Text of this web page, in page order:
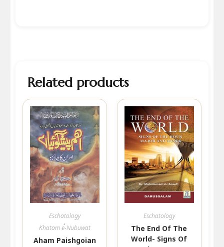
Related products
Eschatology
,
Khatam e-Nubuwat
Aham Paishgoian
Eschatology
The End Of The
World- Signs Of